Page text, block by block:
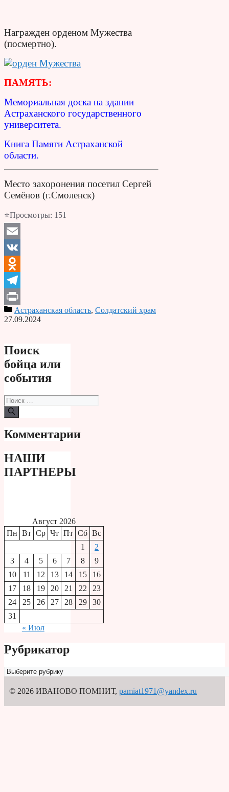
Награжден орденом Мужества
(посмертно).
ПАМЯТЬ:
Мемориальная доска на здании
Астраханского государственного
университета.
Книга Памяти Астраханской
области.
Место захоронения посетил Сергей
Семёнов (г.Смоленск)
⭐Просмотры: 151
Email
VK
Odnoklassniki
Telegram
PrintАстраханская область, Солдатский храм
27.09.2024
Поиск
бойца или
события
Поиск:
Комментарии
НАШИ
ПАРТНЕРЫ
Август 2026
Пн Вт Ср Чт Пт Сб Вс
1
2
3
4 5 6 7 8
9
10
11 12 13 14 15
16
17
18 19 20 21 22
23
24
25 26 27 28 29
30
31
« Июл
Рубрикатор
Рубрикатор
© 2026 ИВАНОВО ПОМНИТ, pamiat1971@yandex.ru